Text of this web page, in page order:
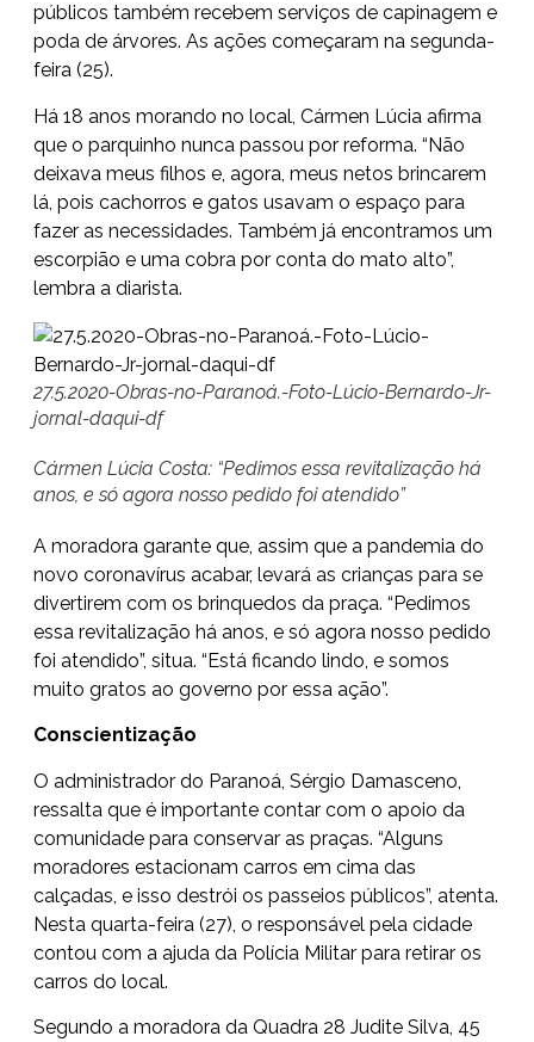
públicos também recebem serviços de capinagem e
poda de árvores. As ações começaram na segunda-
feira (25).
Há 18 anos morando no local, Cármen Lúcia afirma
que o parquinho nunca passou por reforma. “Não
deixava meus filhos e, agora, meus netos brincarem
lá, pois cachorros e gatos usavam o espaço para
fazer as necessidades. Também já encontramos um
escorpião e uma cobra por conta do mato alto”,
lembra a diarista.
27.5.2020-Obras-no-Paranoá.-Foto-Lúcio-Bernardo-Jr-
jornal-daqui-df
Cármen Lúcia Costa: “Pedimos essa revitalização há
anos, e só agora nosso pedido foi atendido”
A moradora garante que, assim que a pandemia do
novo coronavírus acabar, levará as crianças para se
divertirem com os brinquedos da praça. “Pedimos
essa revitalização há anos, e só agora nosso pedido
foi atendido”, situa. “Está ficando lindo, e somos
muito gratos ao governo por essa ação”.
Conscientização
O administrador do Paranoá, Sérgio Damasceno,
ressalta que é importante contar com o apoio da
comunidade para conservar as praças. “Alguns
moradores estacionam carros em cima das
calçadas, e isso destrói os passeios públicos”, atenta.
Nesta quarta-feira (27), o responsável pela cidade
contou com a ajuda da Polícia Militar para retirar os
carros do local.
Segundo a moradora da Quadra 28 Judite Silva, 45